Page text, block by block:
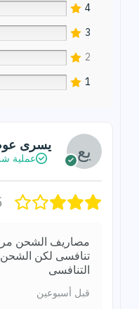
4
3
2
1
يسرى
عملية
مصاريف الشحن
تنافسى لكن الشحن
التنافسى
قبل أسبوعين